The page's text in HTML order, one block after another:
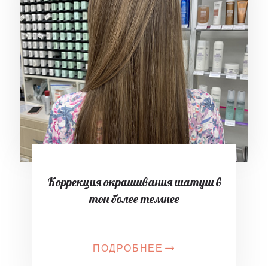
Коррекция окрашивания шатуш в
тон более темнее
ПОДРОБНЕЕ